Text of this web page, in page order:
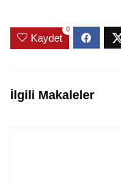
Kaydet
0
İlgili Makaleler